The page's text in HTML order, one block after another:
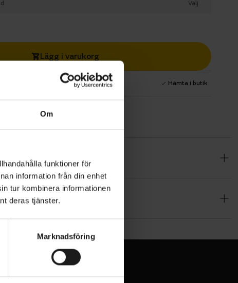
Om
funktioner för
information från din enhet
tur kombinera informationen
deras tjänster.
Marknadsföring
Välj
Lägg i varukorg
1 års fri service Hämta i butik
däcket
helt i
behåller